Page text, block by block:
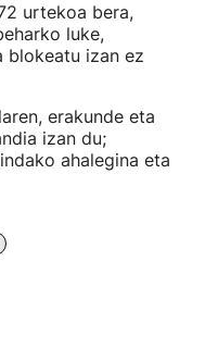
urtekoa bera,
luke,
blokeatu izan ez
erakunde eta
izan du;
ahalegina eta